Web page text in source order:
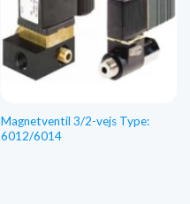
Magnetventil 3/2-vejs Type:
6012/6014